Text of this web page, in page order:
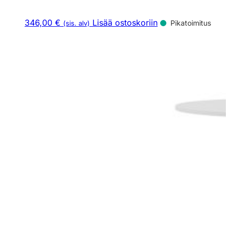
346,00 € (sis. alv) Lisää ostoskoriin Pikatoimitus